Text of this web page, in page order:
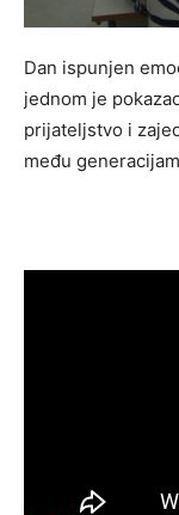
Dan ispunjen
jednom je
prijateljstvo i
među